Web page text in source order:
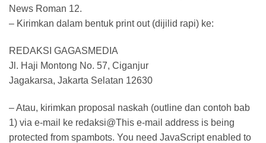
News Roman 12.
– Kirimkan dalam bentuk print out (dijilid rapi) ke:
REDAKSI GAGASMEDIA
Jl. Haji Montong No. 57, Ciganjur
Jagakarsa, Jakarta Selatan 12630
– Atau, kirimkan proposal naskah (outline dan contoh bab
1) via e-mail ke redaksi@This e-mail address is being
protected from spambots. You need JavaScript enabled to